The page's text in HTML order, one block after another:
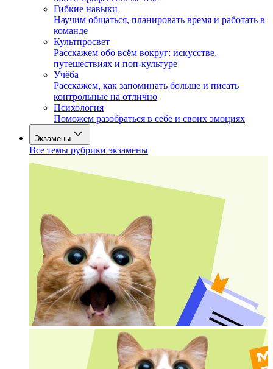
Гибкие навыки
Научим общаться, планировать время и работать в
команде
Культпросвет
Расскажем обо всём вокруг: искусстве,
путешествиях и поп-культуре
Учёба
Расскажем, как запоминать больше и писать
контрольные на отлично
Психология
Поможем разобраться в себе и своих эмоциях
Экзамены
Все темы рубрики экзамены